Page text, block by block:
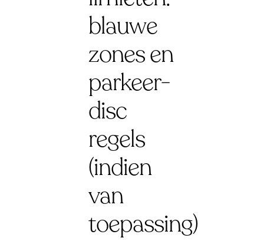
blauwe
zones en
parkeer-
disc
regels
(indien
van
toepassing)